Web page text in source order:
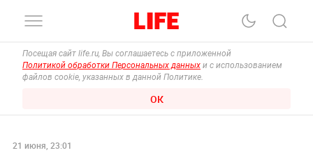
Посещая сайт life.ru, Вы соглашаетесь с приложенной
Политикой обработки Персональных данных и с использованием
файлов cookie, указанных в данной Политике.
ОК
21 июня, 23:01